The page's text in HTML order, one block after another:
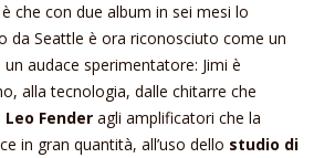
che con due album in sei mesi lo
da Seattle è ora riconosciuto come un
audace sperimentatore: Jimi è
alla tecnologia, dalle chitarre che
Leo Fender agli amplificatori che la
in gran quantità, all’uso dello studio di